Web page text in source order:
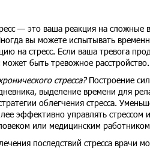
— это ваша реакция на сложные
вы можете испытывать
на стресс. Если ваша тревога
может быть тревожное расстройство.
стресса?Построение
выделение времени для
облегчения стресса.
эффективно управлять стрессом
или медицинским
последствий стресса врачи